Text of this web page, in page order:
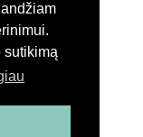
sutikimą
2020